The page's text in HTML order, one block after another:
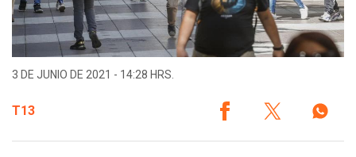
3 DE JUNIO DE 2021 - 14:28 HRS.
T13